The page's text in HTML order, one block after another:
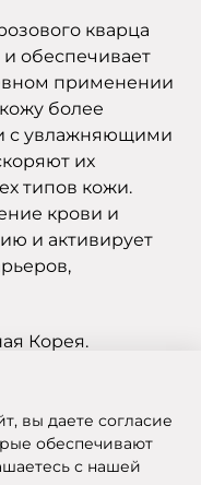
кварца
обеспечивает
применении
более
с увлажняющими
их
типов кожи.
крови и
и активирует
Корея.
МАГАЗИН КОСМЕТИКИ
вы даете согласие
обеспечивают
с нашей